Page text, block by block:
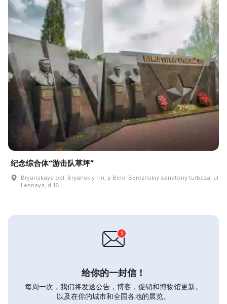
纪念综合体“游击队草坪”
Bryanskaya obl, Bryanskiy r-n, p Belo-Berezhskiy sanatoriy turbaza, ul
Lesnaya, d 16
给你的一封信！
每周一次，我们将发送公告，博客，促销和博物馆更新。
以及在你的城市和全国各地的展览。